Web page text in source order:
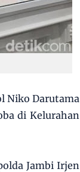
Niko Darutama
di Kelurahan
Jambi Irjen